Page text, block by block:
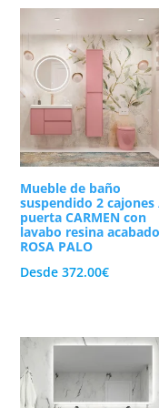
que prefiera
lavabos sobre
un ambiente
humedad
más básicas
de higiene y
exterior
condensación
resistencia
de altísima
al mejor precio.
Mueble de baño
suspendido 2 cajones
puerta CARMEN con
lavabo resina acabado
ROSA PALO
Desde372.00€